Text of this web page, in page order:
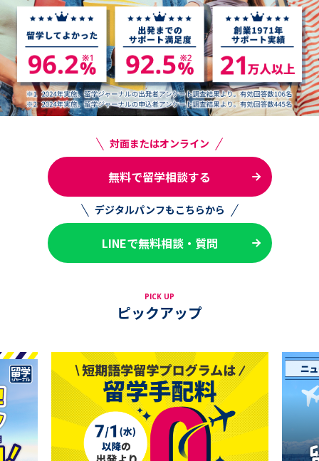
対面またはオンライン
無料で留学相談する
デジタルパンフもこちらから
LINEで無料相談・質問
ピックアップ
PICK UP